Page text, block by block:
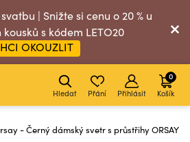
| Snižte si cenu o 20 % u
s kódem LETO20
OKOUZLIT
Hledat Přání Přihlásit Košík
0
- Černý dámský svetr s průstřihy ORSAY